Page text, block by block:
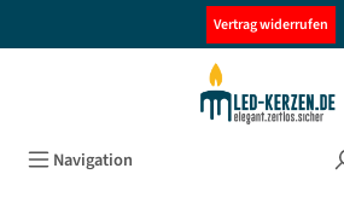
Vertrag widerrufen
Navigation